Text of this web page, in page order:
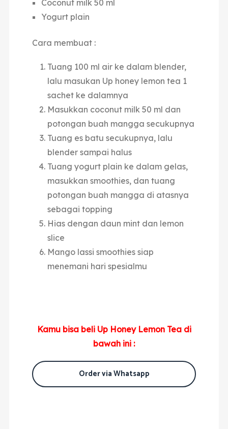
Coconut milk 50 ml
Yogurt plain
Cara membuat :
Tuang 100 ml air ke dalam blender,
lalu masukan Up honey lemon tea 1
sachet ke dalamnya
Masukkan coconut milk 50 ml dan
potongan buah mangga secukupnya
Tuang es batu secukupnya, lalu
blender sampai halus
Tuang yogurt plain ke dalam gelas,
masukkan smoothies, dan tuang
potongan buah mangga di atasnya
sebagai topping
Hias dengan daun mint dan lemon
slice
Mango lassi smoothies siap
menemani hari spesialmu
Kamu bisa beli Up Honey Lemon Tea di
bawah ini :
Order via Whatsapp